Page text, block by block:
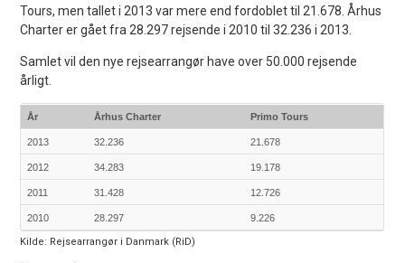
Tours, men tallet i 2013 var mere end fordoblet til 21.678. Århus
Charter er gået fra 28.297 rejsende i 2010 til 32.236 i 2013.
Samlet vil den nye rejsearrangør have over 50.000 rejsende
årligt.
År Århus Charter Primo Tours
2013 32.236 21.678
2012 34.283 19.178
2011 31.428 12.726
2010 28.297 9.226
Kilde: Rejsearrangør i Danmark (RiD)